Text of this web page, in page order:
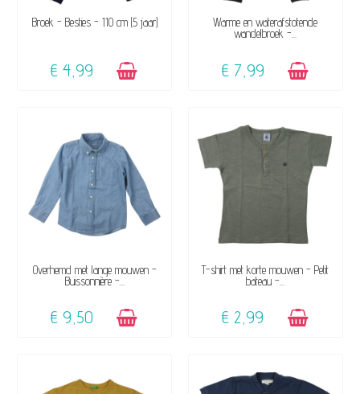
BESCHIKBAAR
Broek - Besties - 110 cm (5 jaar)
€ 4,99
BESCHIKBAAR
Warme en waterafstotende
wandelbroek -...
€ 7,99
BESCHIKBAAR
Overhemd met lange mouwen -
Buissonnière -...
€ 9,50
BESCHIKBAAR
T-shirt met korte mouwen - Petit
bateau -...
€ 2,99